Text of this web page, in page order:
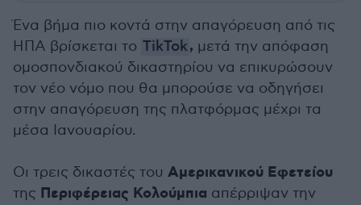
Ένα βήμα πιο κοντά στην απαγόρευση από τις
ΗΠΑ βρίσκεται το TikTok, μετά την απόφαση
ομοσπονδιακού δικαστηρίου να επικυρώσουν
τον νέο νόμο που θα μπορούσε να οδηγήσει
στην απαγόρευση της πλατφόρμας μέχρι τα
μέσα Ιανουαρίου.
Οι τρεις δικαστές του Αμερικανικού Εφετείου
της Περιφέρειας Κολούμπια απέρριψαν την